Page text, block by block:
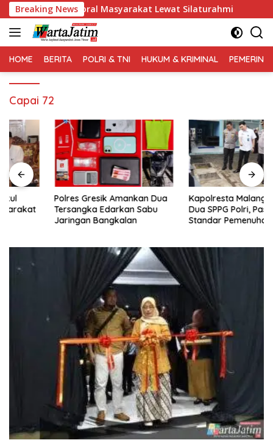
Langsung
ke
konten
Breaking News
Moral Masyarakat Lewat Silaturahmi
HOME BERITA POLRI & TNI HUKUM & KRIMINAL
Capai 72
Polres Gresik Amankan Dua
Tersangka Edarkan Sabu
Jaringan Bangkalan
Kapolresta Malang Kota Cek
Dua SPPG Polri, Pastikan
Standar Pemenuhan Gizi dan